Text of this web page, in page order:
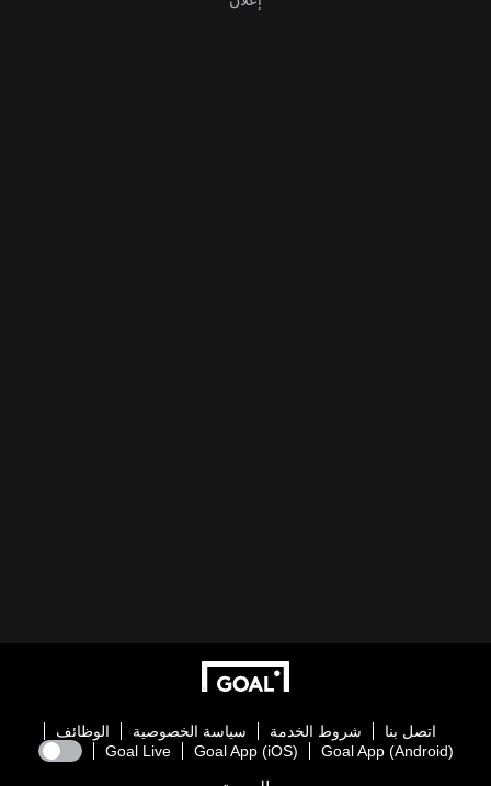
اتصل بنا شروط الخدمة سياسة الخصوصية
الوظائف
Goal App (Android)
Goal App (iOS)
Goal Live